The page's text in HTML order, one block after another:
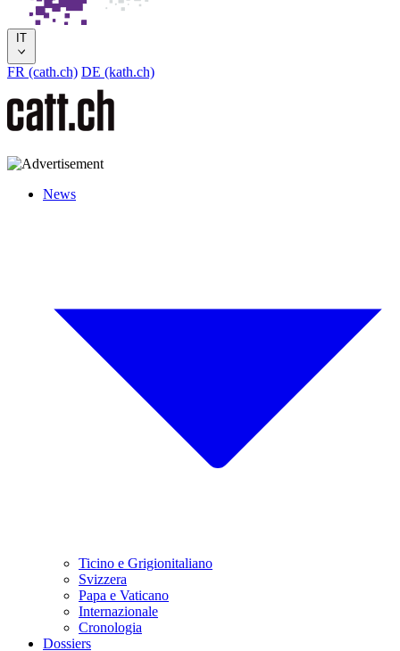
IT
FR (cath.ch) DE (kath.ch)
News
Ticino e Grigionitaliano
Svizzera
Papa e Vaticano
Internazionale
Cronologia
Dossiers